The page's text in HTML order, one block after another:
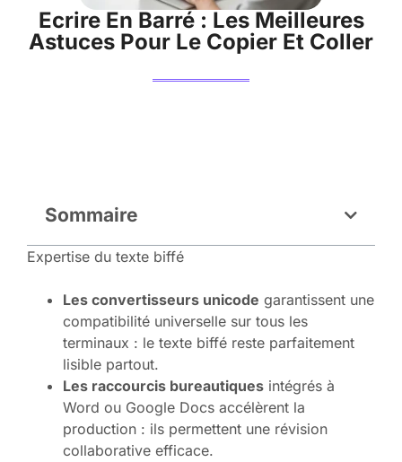
Ecrire En Barré : Les Meilleures
Astuces Pour Le Copier Et Coller
Sommaire
Expertise du texte biffé
Les convertisseurs unicode garantissent une
compatibilité universelle sur tous les
terminaux : le texte biffé reste parfaitement
lisible partout.
Les raccourcis bureautiques intégrés à
Word ou Google Docs accélèrent la
production : ils permettent une révision
collaborative efficace.